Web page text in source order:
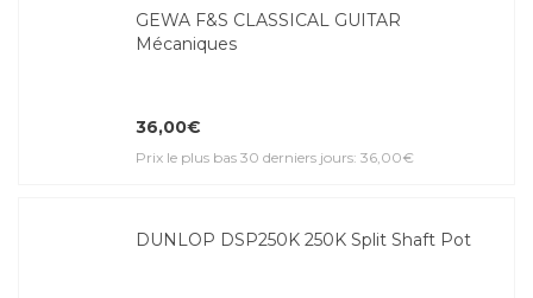
GEWA F&S CLASSICAL GUITAR
Mécaniques
36,00€
Prix le plus bas 30 derniers jours: 36,00€
DUNLOP DSP250K 250K Split Shaft Pot